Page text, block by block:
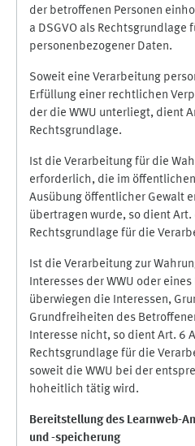
der betroffenen Personen
a DSGVO als Rechtsgrundlage
personenbezogener Daten.
Soweit eine Verarbeitung
Erfüllung einer rechtlichen
der die WWU unterliegt, dient
Rechtsgrundlage.
Ist die Verarbeitung für die
erforderlich, die im
Ausübung öffentlicher Gewalt
übertragen wurde, so dient Art.
Rechtsgrundlage für die
Ist die Verarbeitung zur
Interesses der WWU oder
überwiegen die Interessen,
Grundfreiheiten des
Interesse nicht, so dient Art. 6
Rechtsgrundlage für die
soweit die WWU bei der
hoheitlich tätig wird.
Bereitstellung des Learnweb-
und -speicherung